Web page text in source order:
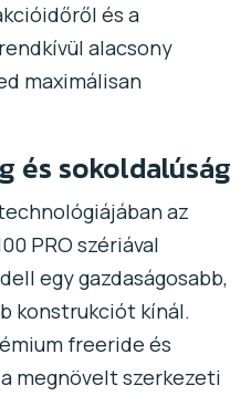
és a
alacsony
maximálisan
és sokoldalúság
az
PRO szériával
egy gazdaságosabb,
konstrukciót kínál.
freeride és
megnövelt szerkezeti